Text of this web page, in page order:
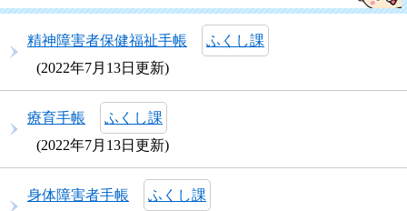
精神障害者保健福祉手帳
ふくし課
2022年7月13日更新
療育手帳
ふくし課
2022年7月13日更新
身体障害者手帳
ふくし課